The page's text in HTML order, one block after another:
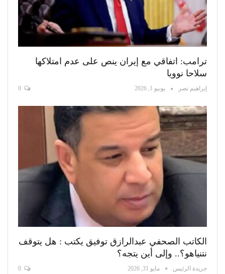
ترامب: اتفاقي مع إيران ينص على عدم امتلاكها
سلاحا نوويا
إبراهيم نصر يونيو 1, 2026
الكاتب الصحفي عبدالرازق توفيق يكتب : هل يتوقف
نتنياهو؟.. وإلى أين يتجه؟
جريدة الرئيس مايو 31, 2026